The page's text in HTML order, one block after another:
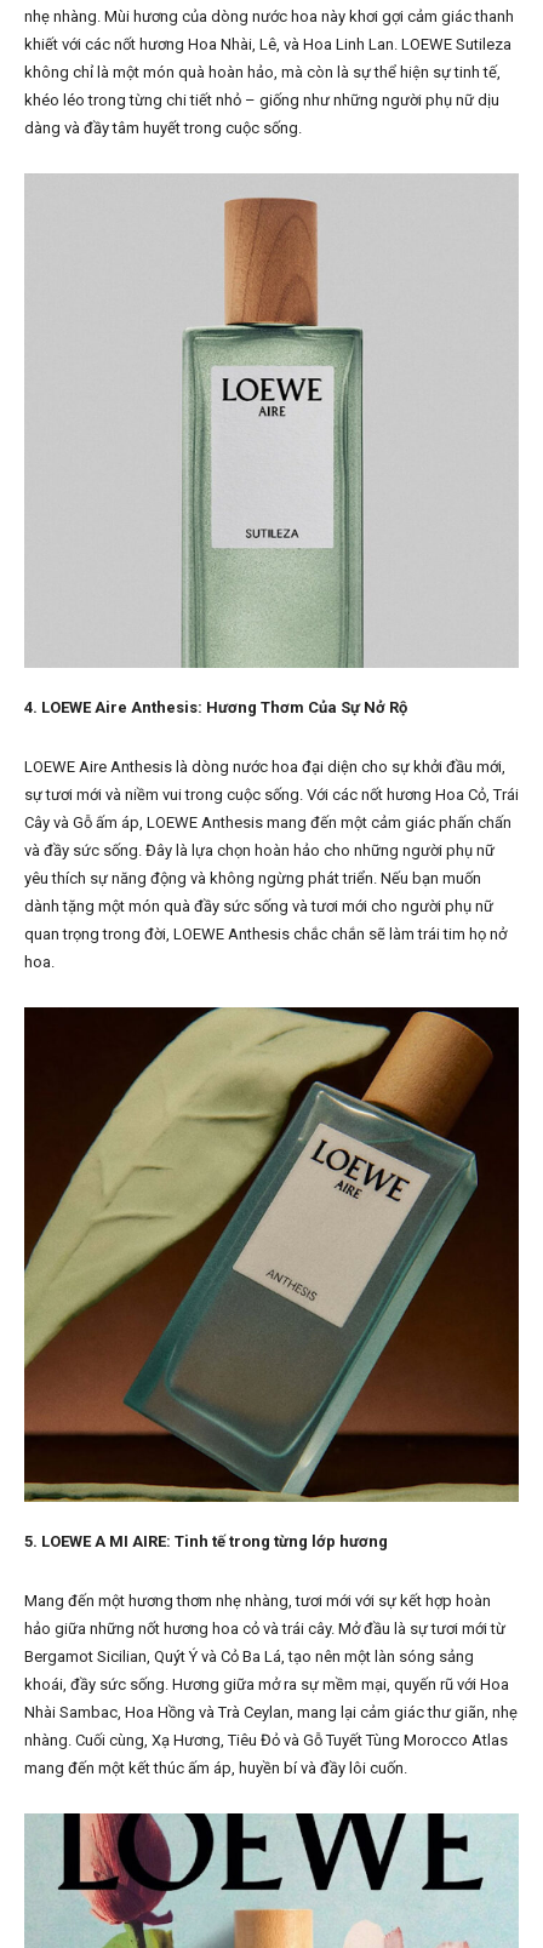
nhẹ nhàng. Mùi hương của dòng nước hoa này khơi gợi cảm giác thanh
khiết với các nốt hương Hoa Nhài, Lê, và Hoa Linh Lan. LOEWE Sutileza
không chỉ là một món quà hoàn hảo, mà còn là sự thể hiện sự tinh tế,
khéo léo trong từng chi tiết nhỏ – giống như những người phụ nữ dịu
dàng và đầy tâm huyết trong cuộc sống.
4. LOEWE Aire Anthesis: Hương Thơm Của Sự Nở Rộ
LOEWE Aire Anthesis là dòng nước hoa đại diện cho sự khởi đầu mới,
sự tươi mới và niềm vui trong cuộc sống. Với các nốt hương Hoa Cỏ, Trái
Cây và Gỗ ấm áp, LOEWE Anthesis mang đến một cảm giác phấn chấn
và đầy sức sống. Đây là lựa chọn hoàn hảo cho những người phụ nữ
yêu thích sự năng động và không ngừng phát triển. Nếu bạn muốn
dành tặng một món quà đầy sức sống và tươi mới cho người phụ nữ
quan trọng trong đời, LOEWE Anthesis chắc chắn sẽ làm trái tim họ nở
hoa.
5. LOEWE A MI AIRE: Tinh tế trong từng lớp hương
Mang đến một hương thơm nhẹ nhàng, tươi mới với sự kết hợp hoàn
hảo giữa những nốt hương hoa cỏ và trái cây. Mở đầu là sự tươi mới từ
Bergamot Sicilian, Quýt Ý và Cỏ Ba Lá, tạo nên một làn sóng sảng
khoái, đầy sức sống. Hương giữa mở ra sự mềm mại, quyến rũ với Hoa
Nhài Sambac, Hoa Hồng và Trà Ceylan, mang lại cảm giác thư giãn, nhẹ
nhàng. Cuối cùng, Xạ Hương, Tiêu Đỏ và Gỗ Tuyết Tùng Morocco Atlas
mang đến một kết thúc ấm áp, huyền bí và đầy lôi cuốn.